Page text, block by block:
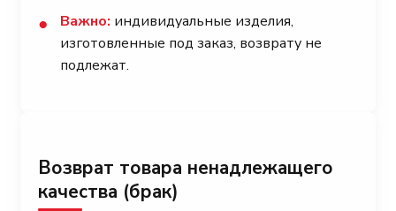
● Важно: индивидуальные изделия,
изготовленные под заказ, возврату не
подлежат.
Возврат товара ненадлежащего
качества (брак)